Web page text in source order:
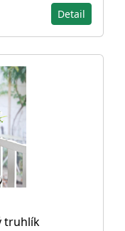
Detail
truhlík